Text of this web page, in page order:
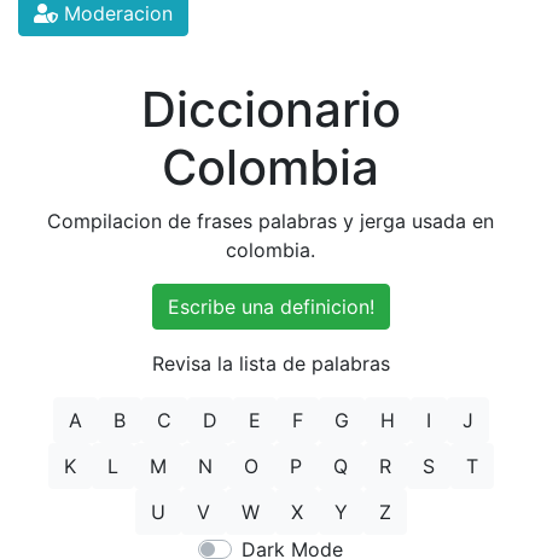
Moderacion
Diccionario
Colombia
Compilacion de frases palabras y jerga usada en
colombia.
Escribe una definicion!
Revisa la lista de palabras
A B C D E F G H I
J
K
L M N O P Q R S
T
U
V W X Y
Z
Dark Mode